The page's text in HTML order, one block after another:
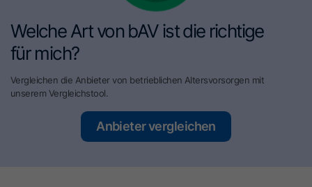
Welche Art von bAV ist die richtige
für mich?
Vergleichen die Anbieter von betrieblichen Altersvorsorgen mit
unserem Vergleichstool.
Anbieter vergleichen